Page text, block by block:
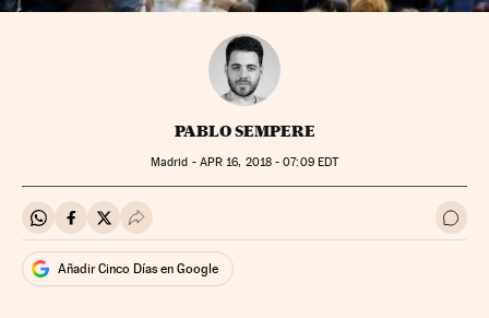
PABLO SEMPERE
Madrid - APR 16, 2018 - 07:09EDT
Compartir en Whatsapp
Compartir en Facebook
Compartir en Twitter
Desplegar Redes Sociales Ir a
Añadir Cinco Días en Google